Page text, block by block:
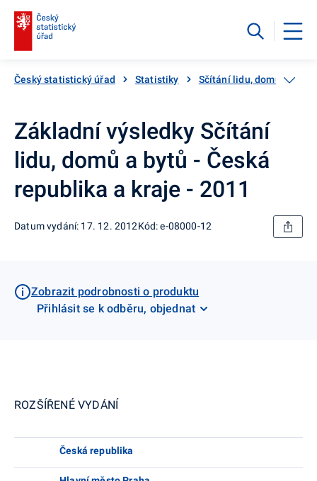
Český statistický úřad Statistiky Sčítání lidu, domů a bytů
Základní výsledky Sčítání
lidu, domů a bytů - Česká
republika a kraje - 2011
Datum vydání: 17. 12. 2012Kód: e-08000-12
Zobrazit podrobnosti o produktu
Přihlásit se k odběru, objednat
ROZŠÍŘENÉ VYDÁNÍ
Česká republika